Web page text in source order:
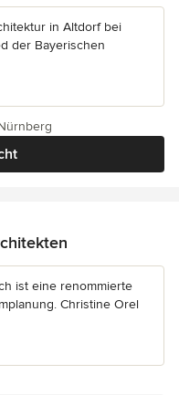
in Altdorf bei
der Bayerischen
ist eine renommierte
Christine Orel